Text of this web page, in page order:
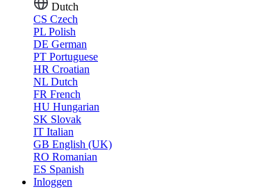
Dutch
CS Czech
PL Polish
DE German
PT Portuguese
HR Croatian
NL Dutch
FR French
HU Hungarian
SK Slovak
IT Italian
GB English (UK)
RO Romanian
ES Spanish
Inloggen